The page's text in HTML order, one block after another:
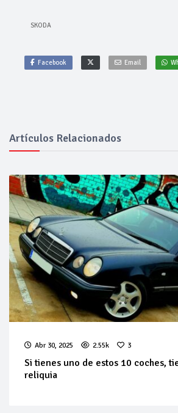
SKODA
Facebook Email
Artículos Relacionados
Abr 30, 2025 2.55k 3
Si tienes uno de estos 10 coches,
reliquia